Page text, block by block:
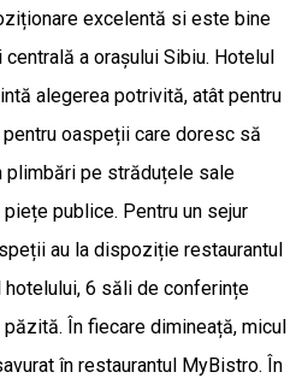
excelentă si este bine
a orașului Sibiu. Hotelul
alegerea potrivită, atât pentru
oaspeții care doresc să
plimbări pe străduțele sale
publice. Pentru un sejur
au la dispoziție restaurantul
6 săli de conferințe
În fiecare dimineață, micul
în restaurantul MyBistro. În